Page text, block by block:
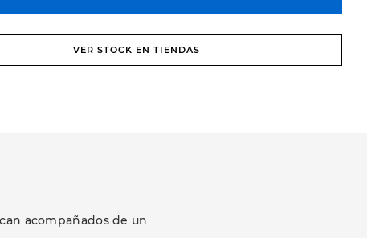
VER STOCK EN TIENDAS
acompañados de un